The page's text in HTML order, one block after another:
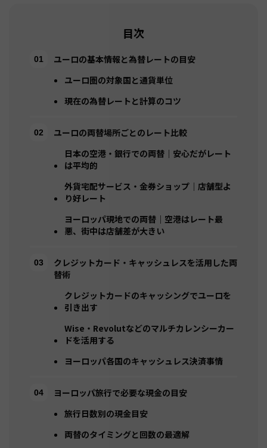
目次
ユーロの基本情報と為替レートの目安
ユーロ圏の対象国と通貨単位
現在の為替レートと計算のコツ
ユーロの両替場所ごとのレート比較
日本の空港・銀行での両替｜安心だがレート
は平均的
外貨宅配サービス・金券ショップ｜店舗型よ
り好レート
ヨーロッパ現地での両替｜空港はレート最
悪、街中は店舗差が大きい
クレジットカード・キャッシュレスを活用した両
替術
クレジットカードのキャッシングでユーロを
引き出す
Wise・Revolutなどのマルチカレンシーカー
ドを活用する
ヨーロッパ各国のキャッシュレス決済事情
ヨーロッパ旅行で必要な現金の目安
旅行日数別の現金目安
両替のタイミングと回数の最適解